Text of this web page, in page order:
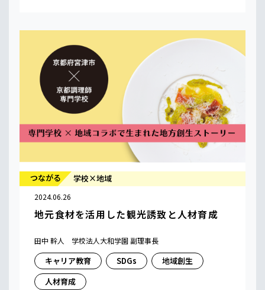
つながる 学校×地域
2024.06.26
地元食材を活用した観光誘致と人材育成
田中 幹人 学校法人大和学園 副理事長
キャリア教育 SDGs
地域創生
人材育成